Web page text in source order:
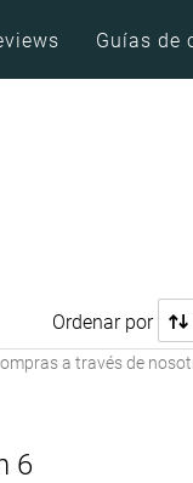
Guías de
Ordenar por
a través de
6